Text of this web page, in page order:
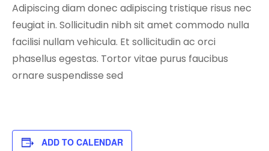
Adipiscing diam donec adipiscing tristique risus nec
feugiat in. Sollicitudin nibh sit amet commodo nulla
facilisi nullam vehicula. Et sollicitudin ac orci
phasellus egestas. Tortor vitae purus faucibus
ornare suspendisse sed
ADD TO CALENDAR